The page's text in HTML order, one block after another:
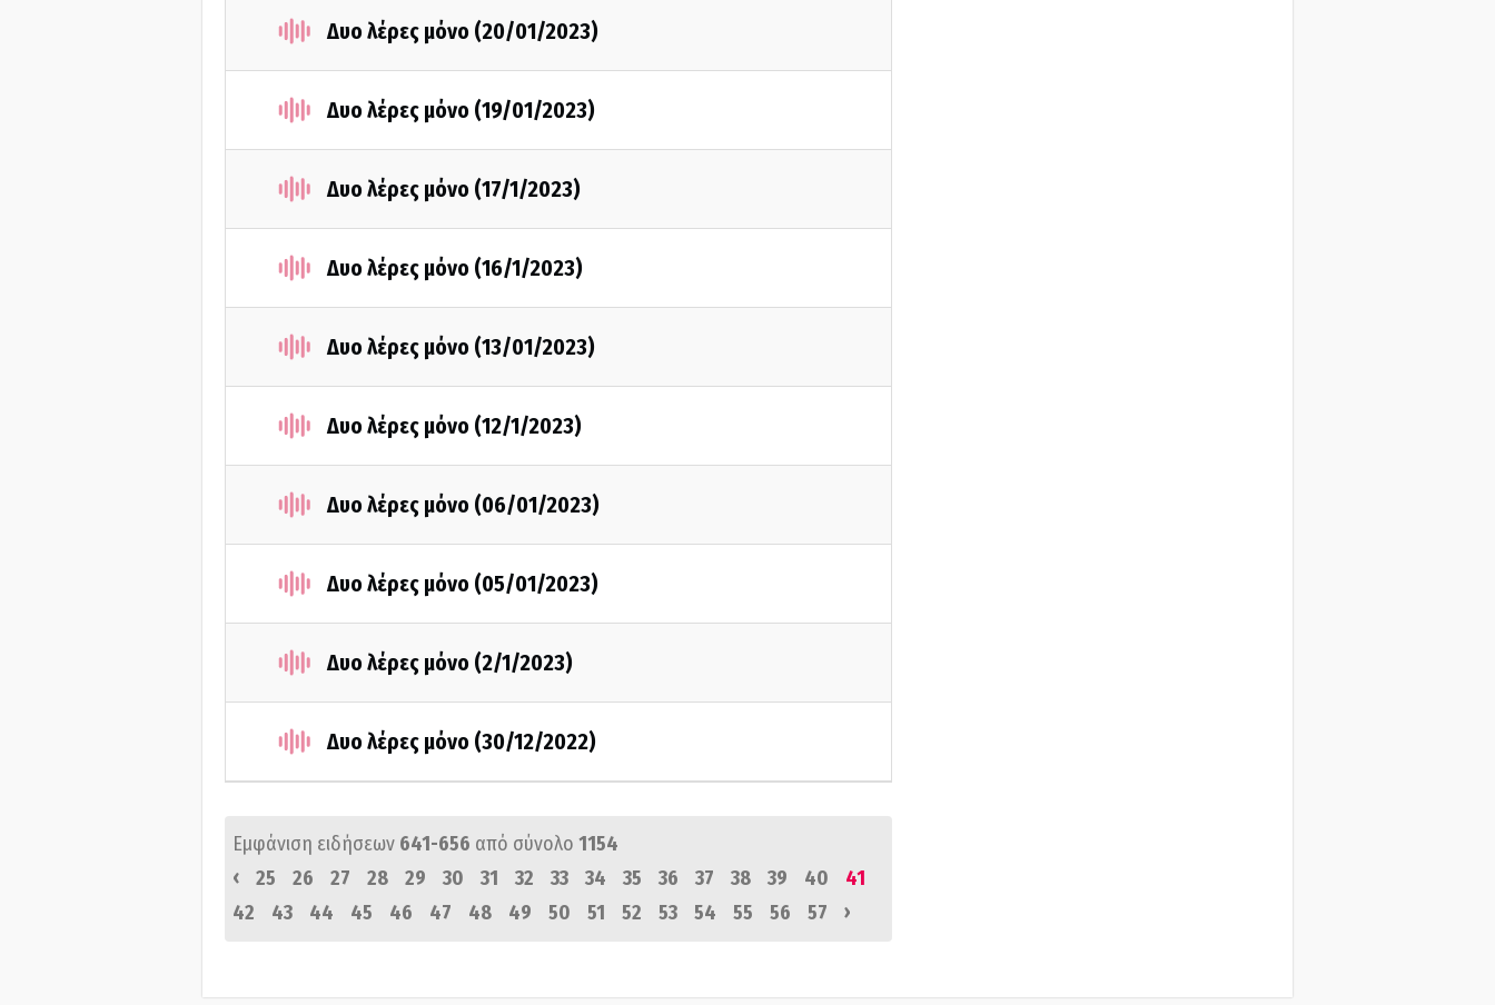
Δυο λέρες μόνο (20/01/2023)
Δυο λέρες μόνο (19/01/2023)
Δυο λέρες μόνο (17/1/2023)
Δυο λέρες μόνο (16/1/2023)
Δυο λέρες μόνο (13/01/2023)
Δυο λέρες μόνο (12/1/2023)
Δυο λέρες μόνο (06/01/2023)
Δυο λέρες μόνο (05/01/2023)
Δυο λέρες μόνο (2/1/2023)
Δυο λέρες μόνο (30/12/2022)
Εμφάνιση ειδήσεων 641-656 από σύνολο 1154
‹
25 26 27 28 29 30 31 32 33 34 35 36 37 38 39 40
41
42
43 44 45 46 47 48 49 50 51 52 53 54 55 56 57 ›